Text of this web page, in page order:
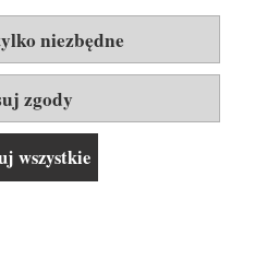
I DOSTAWA
niezbędne
zgody
wszystkie